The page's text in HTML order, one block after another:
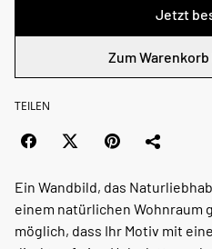
Jetzt
Zum
TEILEN
Ein Wandbild, das
einem natürlichen Wohnraum
möglich, dass Ihr Motiv mit